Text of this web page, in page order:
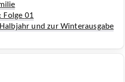
Folge 01
und zur Winterausgabe